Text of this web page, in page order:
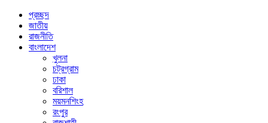
প্রচ্ছদ
জাতীয়
রাজনীতি
বাংলাদেশ
খুলনা
চট্রগ্রাম
ঢাকা
বরিশাল
ময়মনশিংহ
রংপুর